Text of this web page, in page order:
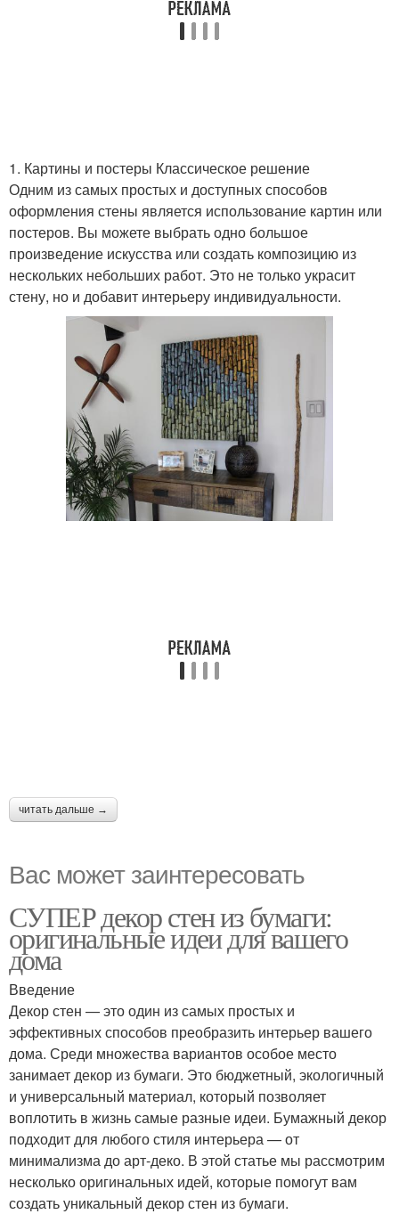
1. Картины и постеры Классическое решение
Одним из самых простых и доступных способов
оформления стены является использование картин или
постеров. Вы можете выбрать одно большое
произведение искусства или создать композицию из
нескольких небольших работ. Это не только украсит
стену, но и добавит интерьеру индивидуальности.
читать дальше →
Вас может заинтересовать
СУПЕР декор стен из бумаги:
оригинальные идеи для вашего
дома
Введение
Декор стен — это один из самых простых и
эффективных способов преобразить интерьер вашего
дома. Среди множества вариантов особое место
занимает декор из бумаги. Это бюджетный, экологичный
и универсальный материал, который позволяет
воплотить в жизнь самые разные идеи. Бумажный декор
подходит для любого стиля интерьера — от
минимализма до арт-деко. В этой статье мы рассмотрим
несколько оригинальных идей, которые помогут вам
создать уникальный декор стен из бумаги.